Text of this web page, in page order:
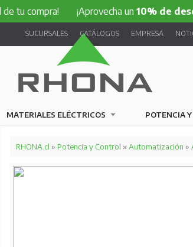
¡Aprovecha un10% de descuento
SUCURSALES CATÁLOGOS EMPRESA
MATERIALES ELÉCTRICOS POTENCIA
RHONA.cl » Potencia y Control » Automatización »